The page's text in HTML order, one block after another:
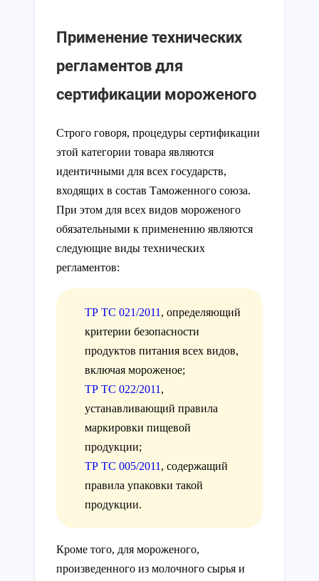
Применение технических
регламентов для
сертификации мороженого
Строго говоря, процедуры сертификации
этой категории товара являются
идентичными для всех государств,
входящих в состав Таможенного союза.
При этом для всех видов мороженого
обязательными к применению являются
следующие виды технических
регламентов:
ТР ТС 021/2011 , определяющий
критерии безопасности
продуктов питания всех видов,
включая мороженое;
ТР ТС 022/2011 ,
устанавливающий правила
маркировки пищевой
продукции;
ТР ТС 005/2011 , содержащий
правила упаковки такой
продукции.
Кроме того, для мороженого,
произведенного из молочного сырья и